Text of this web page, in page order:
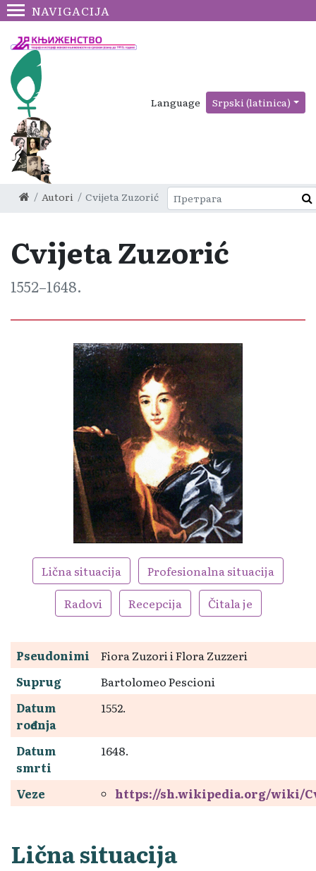
NAVIGACIJA
Language Srpski (latinica)
Autori Cvijeta Zuzorić
Cvijeta Zuzorić
1552–1648.
Lična situacija
Profesionalna situacija
Radovi
Recepcija Čitala je
Pseudonimi
Fiora Zuzori i Flora Zuzzeri
Suprug
Bartolomeo Pescioni
Datum
rođenja
1552.
Datum
smrti
1648.
Veze https://sh.wikipedia.org/wiki/
Lična situacija